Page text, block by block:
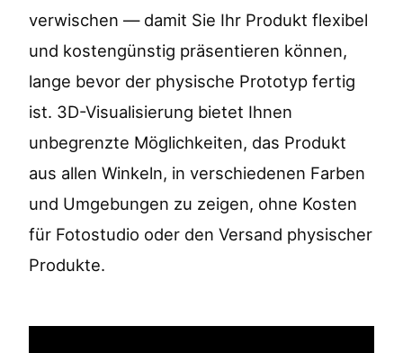
verwischen — damit Sie Ihr Produkt flexibel
und kostengünstig präsentieren können,
lange bevor der physische Prototyp fertig
ist. 3D-Visualisierung bietet Ihnen
unbegrenzte Möglichkeiten, das Produkt
aus allen Winkeln, in verschiedenen Farben
und Umgebungen zu zeigen, ohne Kosten
für Fotostudio oder den Versand physischer
Produkte.